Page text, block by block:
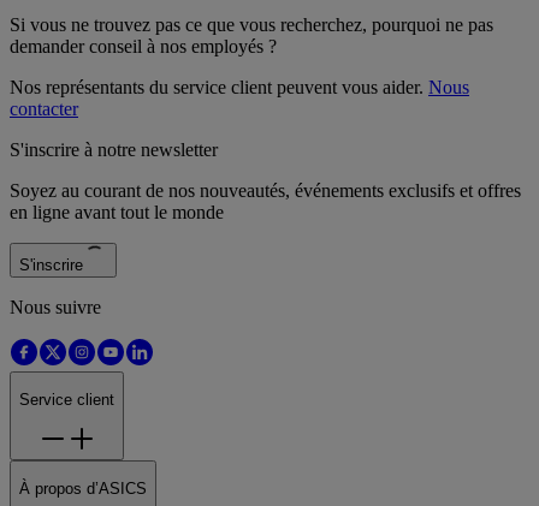
Si vous ne trouvez pas ce que vous recherchez, pourquoi ne pas
demander conseil à nos employés ?
Nos représentants du service client peuvent vous aider. Nous
contacter
S'inscrire à notre newsletter
Soyez au courant de nos nouveautés, événements exclusifs et offres
en ligne avant tout le monde
S'inscrire
Nous suivre
Service client
À propos d’ASICS